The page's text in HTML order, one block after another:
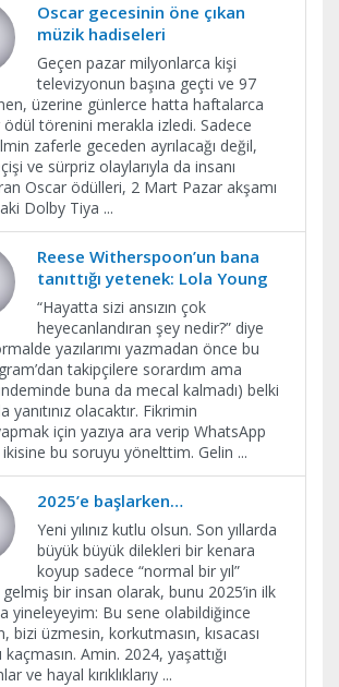
Oscar gecesinin öne çıkan
müzik hadiseleri
Geçen pazar milyonlarca kişi
televizyonun başına geçti ve 97
üzerine günlerce hatta haftalarca
törenini merakla izledi. Sadece
zaferle geceden ayrılacağı değil,
ve sürpriz olaylarıyla da insanı
Oscar ödülleri, 2 Mart Pazar akşamı
Dolby Tiya ...
Reese Witherspoon’un bana
tanıttığı yetenek: Lola Young
“Hayatta sizi ansızın çok
heyecanlandıran şey nedir?” diye
yazılarımı yazmadan önce bu
takipçilere sorardım ama
buna da mecal kalmadı) belki
yanıtınız olacaktır. Fikrimin
için yazıya ara verip WhatsApp
ikisine bu soruyu yönelttim. Gelin ...
2025’e başlarken…
Yeni yılınız kutlu olsun. Son yıllarda
büyük büyük dilekleri bir kenara
koyup sadece “normal bir yıl”
gelmiş bir insan olarak, bunu 2025’in ilk
yineleyeyim: Bu sene olabildiğince
bizi üzmesin, korkutmasın, kısacası
kaçmasın. Amin. 2024, yaşattığı
ve hayal kırıklıklarıy ...